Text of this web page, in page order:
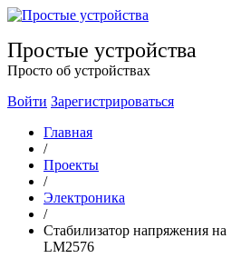
Простые устройства
Просто об устройствах
Войти Зарегистрироваться
Главная
/
Проекты
/
Электроника
/
Стабилизатор напряжения на
LM2576